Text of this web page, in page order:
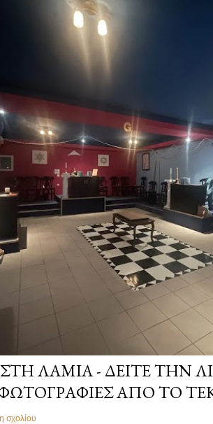
ΛΑΜΊΑ - ΔΕΊΤΕ ΤΗΝ
ΑΠΌ ΤΟ
σχολίου